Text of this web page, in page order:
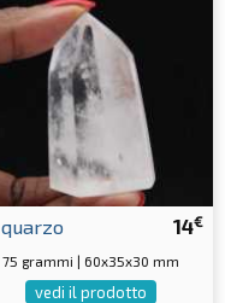
14€
quarzo
75 grammi | 60x35x30 mm
vedi il prodotto